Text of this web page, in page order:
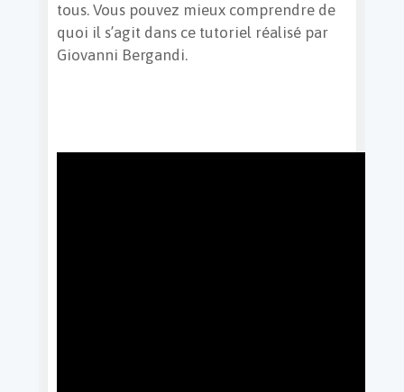
tous. Vous pouvez mieux comprendre de
quoi il s’agit dans ce tutoriel réalisé par
Giovanni Bergandi.